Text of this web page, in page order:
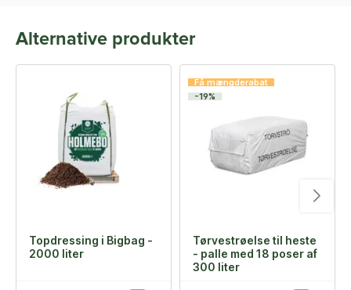
Alternative produkter
Topdressing i Bigbag -
2000 liter
Få mængderabat
-19%
Tørvestrøelse til heste
- palle med 18 poser af
300 liter